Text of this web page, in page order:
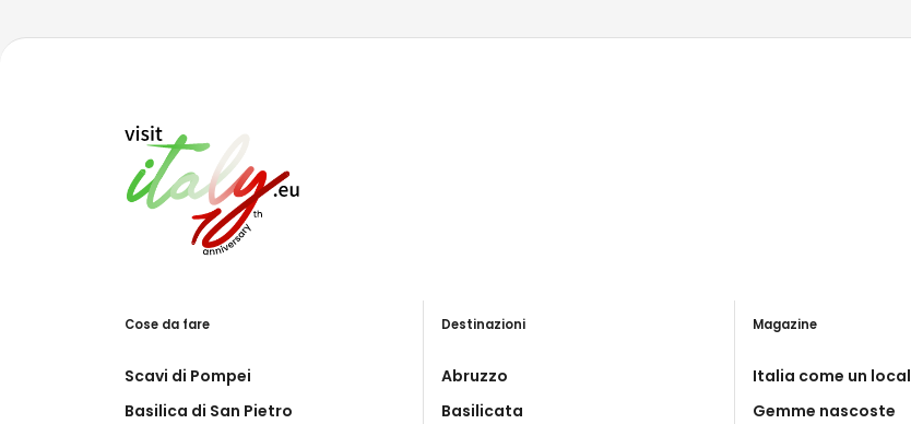
Cose da fare
Scavi di Pompei
Basilica di San Pietro
Destinazioni
Abruzzo
Basilicata
Magazine
Italia come un local
Gemme nascoste